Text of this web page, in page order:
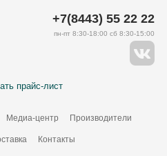
прайс-лист
Медиа-центр Производители
Контакты
+7(8443) 55 22 22
пн-пт 8:30-18:00 сб 8:30-15:00